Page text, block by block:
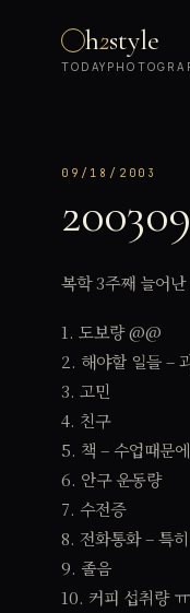
h2style
TODAY
09/18/2003
복학 3주째 늘어난
1. 도보량 @@
2. 해야할 일들 –
3. 고민
4. 친구
5. 책 – 수업때문
6. 안구 운동량
7. 수전증
8. 전화통화 – 특
9. 졸음
10. 커피 섭취량